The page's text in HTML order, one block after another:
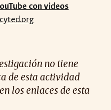
con videos
no tiene
de esta actividad
los enlaces de esta